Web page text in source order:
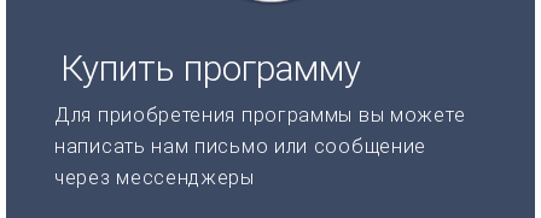
Купить программу
Для приобретения программы вы можете
написать нам письмо или сообщение
через мессенджеры